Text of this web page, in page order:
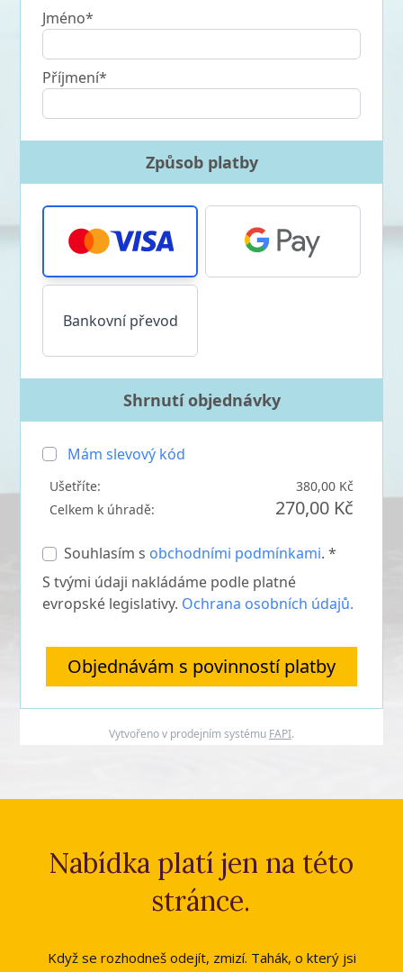
Jméno*
Příjmení*
Způsob platby
Bankovní převod
Shrnutí objednávky
Mám slevový kód
Ušetříte:
380,00 Kč
Celkem k úhradě:
270,00 Kč
Souhlasím s obchodními podmínkami. *
S tvými údaji nakládáme podle platné
evropské legislativy. Ochrana osobních údajů.
Objednávám s povinností platby
Vytvořeno v prodejním systému FAPI.
Nabídka platí jen na této
stránce.
Když se rozhodneš odejít, zmizí. Tahák, o který jsi